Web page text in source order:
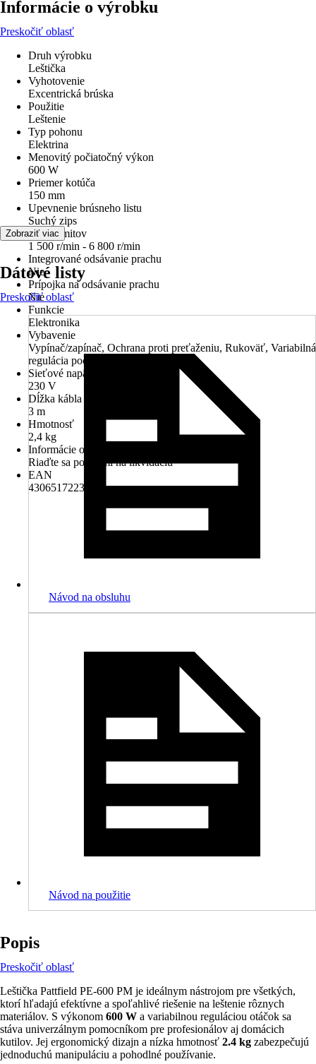
Informácie o výrobku
Preskočiť oblasť
Druh výrobku
Leštička
Vyhotovenie
Excentrická brúska
Použitie
Leštenie
Typ pohonu
Elektrina
Menovitý počiatočný výkon
600 W
Priemer kotúča
150 mm
Upevnenie brúsneho listu
Suchý zips
Počet kmitov
1 500 r/min - 6 800 r/min
Integrované odsávanie prachu
Nie
Prípojka na odsávanie prachu
Nie
Funkcie
Elektronika
Vybavenie
Vypínač/zapínač, Ochrana proti preťaženiu, Rukoväť, Variabilná
regulácia počtu otáčok
Sieťové napätie
230 V
Dĺžka kábla
3 m
Hmotnosť
2,4 kg
Informácie o likvidácii
Riaďte sa pokynmi na likvidáciu
EAN
4306517223199
Zobraziť viac
Dátové listy
Preskočiť oblasť
Návod na obsluhu
Návod na použitie
Popis
Preskočiť oblasť
Leštička Pattfield PE-600 PM je ideálnym nástrojom pre všetkých,
ktorí hľadajú efektívne a spoľahlivé riešenie na leštenie rôznych
materiálov. S výkonom 600 W a variabilnou reguláciou otáčok sa
stáva univerzálnym pomocníkom pre profesionálov aj domácich
kutilov. Jej ergonomický dizajn a nízka hmotnosť 2.4 kg zabezpečujú
jednoduchú manipuláciu a pohodlné používanie.